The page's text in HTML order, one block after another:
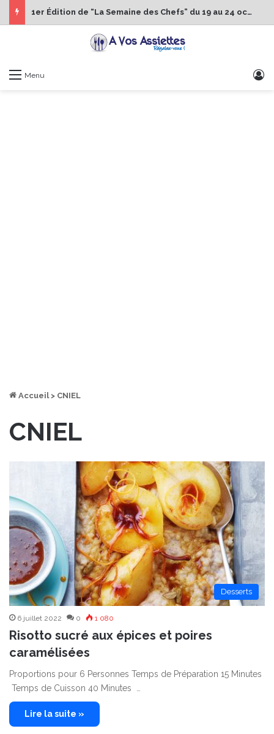
1er Édition de “La Semaine des Chefs” du 19 au 24 octobre 2026
Menu
Accueil > CNIEL
CNIEL
Desserts
6 juillet 2022 0 1 080
Risotto sucré aux épices et poires
caramélisées
Proportions pour 6 Personnes Temps de Préparation 15 Minutes
Temps de Cuisson 40 Minutes …
Lire la suite »